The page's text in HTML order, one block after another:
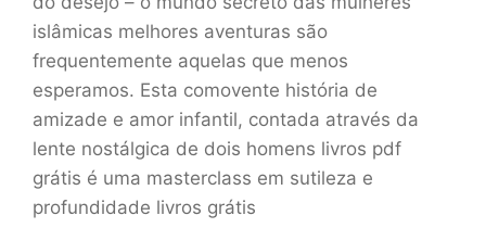
islâmicas melhores aventuras são
frequentemente aquelas que menos
esperamos. Esta comovente história de
amizade e amor infantil, contada através da
lente nostálgica de dois homens livros pdf
grátis é uma masterclass em sutileza e
profundidade livros grátis